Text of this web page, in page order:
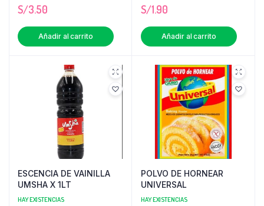
S/3.50
Añadir al carrito
S/1.90
Añadir al carrito
ESCENCIA DE VAINILLA
UMSHA X 1LT
HAY EXISTENCIAS
POLVO DE HORNEAR
UNIVERSAL
HAY EXISTENCIAS